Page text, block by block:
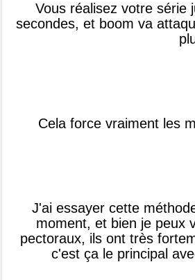
Vous réalisez votre série
secondes, et boom va
Cela force vraiment les
J'ai essayer cette
moment, et bien je peux
pectoraux, ils ont très
c'est ça le principal